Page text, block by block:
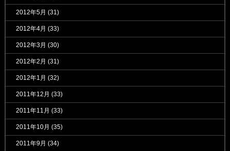
2012年5月 (31)
2012年4月 (33)
2012年3月 (30)
2012年2月 (31)
2012年1月 (32)
2011年12月 (33)
2011年11月 (33)
2011年10月 (35)
2011年9月 (34)